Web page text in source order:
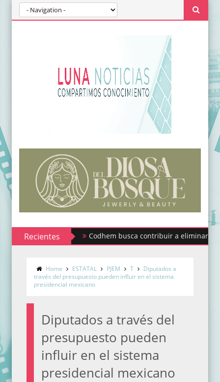
Recientes Codhem busca contribuir a eliminar los
Home ESTATAL PJEM T
Diputados a
través del presupuesto pueden influir en el sistema
presidencial mexicano
Diputados a través del
presupuesto pueden
influir en el sistema
presidencial mexicano